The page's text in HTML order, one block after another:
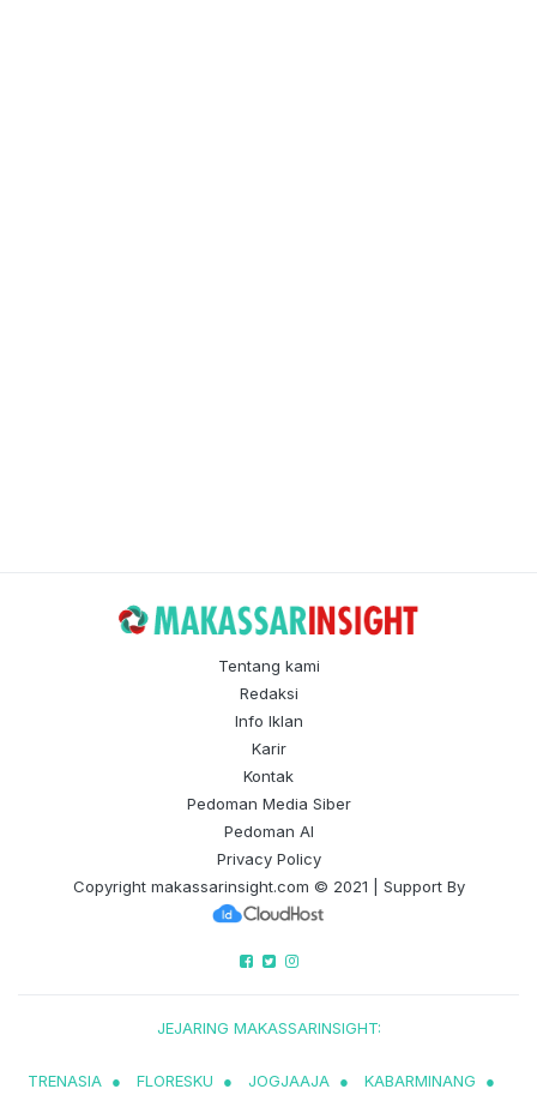
Tentang kami
Redaksi
Info Iklan
Karir
Kontak
Pedoman Media Siber
Pedoman AI
Privacy Policy
Copyright makassarinsight.com © 2021 | Support By
JEJARING MAKASSARINSIGHT:
TRENASIA ● FLORESKU ● JOGJAAJA ● KABARMINANG ●